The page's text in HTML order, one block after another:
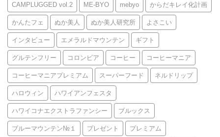
CAMPLUGGED vol.2 ME-BYO mebyo からだキレイ化計画
かんたフェ ぬか美人 ぬか美人研究所 よさこい
インタビュー エメラルドマウンテン ギフト
グルテンフリー コロンビア コーヒー コーヒーマニア
コーヒーマニアプレミアム スーパーフード ネルドリップ
ハロウィン ハワイアンフェスタ
ハワイコナエクストラファンシー ブルックス
ブルーマウンテン№１ プレゼント プレミアム